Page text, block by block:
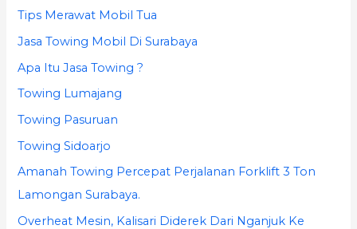
r
:
Tips Merawat Mobil Tua
Jasa Towing Mobil Di Surabaya
Apa Itu Jasa Towing ?
Towing Lumajang
Towing Pasuruan
Towing Sidoarjo
Amanah Towing Percepat Perjalanan Forklift 3 Ton
Lamongan Surabaya.
Overheat Mesin, Kalisari Diderek Dari Nganjuk Ke